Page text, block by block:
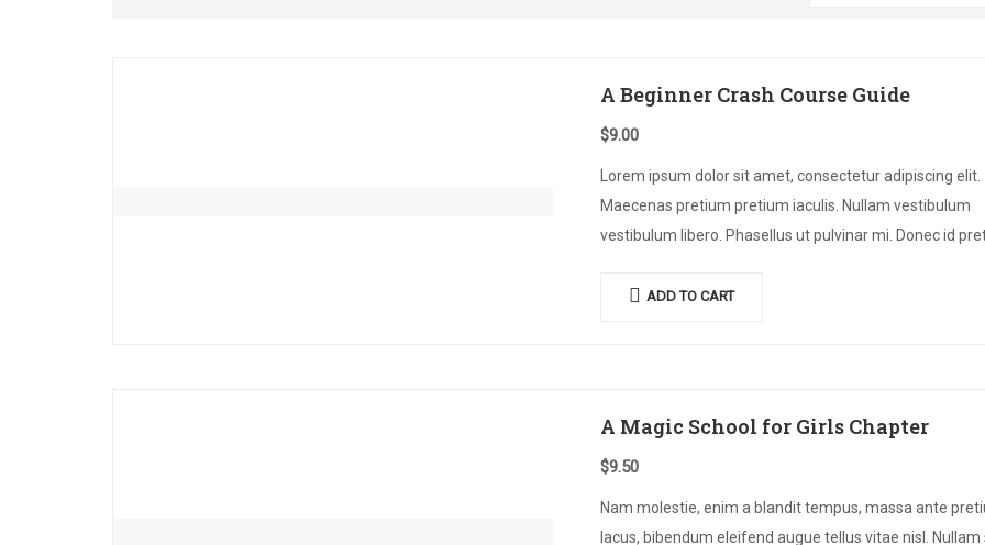
A Beginner Crash Course Guide
$9.00
Lorem ipsum dolor sit amet, consectetur adipiscing elit.
Maecenas pretium pretium iaculis. Nullam vestibulum
vestibulum libero. Phasellus ut pulvinar mi. Donec id
ADD TO CART
A Magic School for Girls Chapter
$9.50
Nam molestie, enim a blandit tempus, massa ante
lacus, bibendum eleifend augue tellus vitae nisl. Nullam